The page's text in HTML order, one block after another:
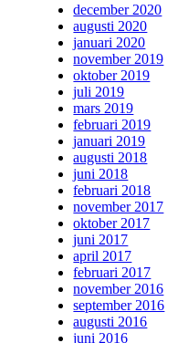
december 2020
augusti 2020
januari 2020
november 2019
oktober 2019
juli 2019
mars 2019
februari 2019
januari 2019
augusti 2018
juni 2018
februari 2018
november 2017
oktober 2017
juni 2017
april 2017
februari 2017
november 2016
september 2016
augusti 2016
juni 2016